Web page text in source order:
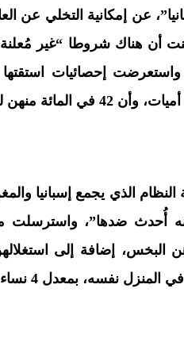
عن إمكانية التخلي
أن هناك شروطا “غير
واستعرضت إحصائيات
لديهن 4 أطفال على الأقل.
الذي يجمع إسبانيا
أُحدث ضدها”،
4 نساء في كل غرفة دون أن يعرفن بعضهن البعض”.